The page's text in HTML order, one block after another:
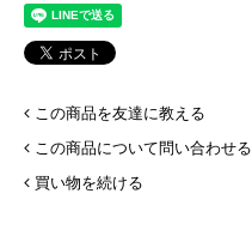
この商品を友達に教える
この商品について問い合わせる
買い物を続ける